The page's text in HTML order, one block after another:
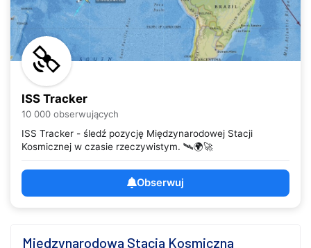
ISS Tracker
10 000 obserwujących
ISS Tracker - śledź pozycję Międzynarodowej Stacji
Kosmicznej w czasie rzeczywistym. 🛰️🌍🚀
Obserwuj
Międzynarodowa Stacja Kosmiczna